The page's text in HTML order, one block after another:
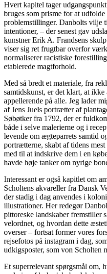
Hvert kapitel tager
bruges som prisme for at
problemstillinger. Danbolts vilje
intentioner, – der senest gav
kunstner Erik A. Frandsens
viser sig ret frugtbar overfor
normaliserer racistiske
etablerede magtforhold.
Med så bredt et materiale, fra
samtidskunst, er det klart, at
appellerende på alle. Jeg lader
af Jens Juels portrætter af
Søbøtker fra 1792, der er
både i selve malerierne og i
levende om ægteparrets samtid
portrætterne, skabt af tidens
med til at indskrive dem i en
havde høje tanker om nyrige
Interessant er også kapitlet om
Scholtens akvareller fra Dansk
der stadig i dag anvendes i
illustrationer. Her redegør
pittoreske landskaber fremstiller
velordnet, og hvordan dette
overser – fortsat former vores
rejsefotos på instagram i dag,
udkigsposter, som von Scholten
Et superrelevant spørgsmål om,